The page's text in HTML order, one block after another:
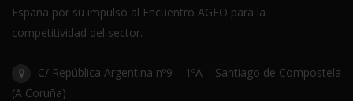
España por su impulso al Encuentro AGEO para la
competitividad del sector.
C/ República Argentina nº9 – 1ºA – Santiago de Compostela
(A Coruña)